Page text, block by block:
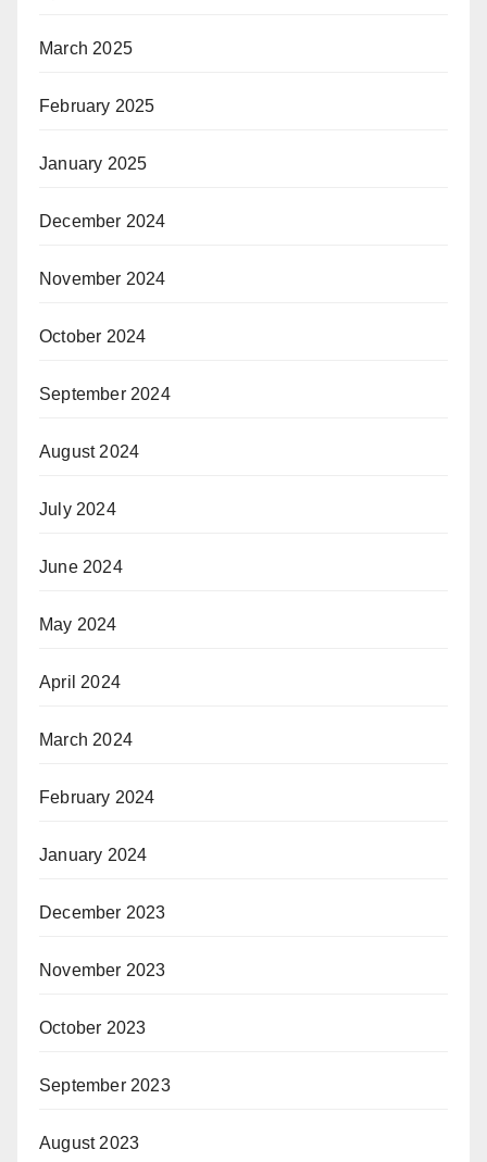
March 2025
February 2025
January 2025
December 2024
November 2024
October 2024
September 2024
August 2024
July 2024
June 2024
May 2024
April 2024
March 2024
February 2024
January 2024
December 2023
November 2023
October 2023
September 2023
August 2023